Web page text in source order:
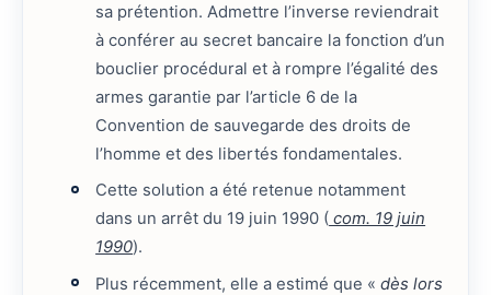
sa prétention. Admettre l’inverse reviendrait
à conférer au secret bancaire la fonction d’un
bouclier procédural et à rompre l’égalité des
armes garantie par l’article 6 de la
Convention de sauvegarde des droits de
l’homme et des libertés fondamentales.
Cette solution a été retenue notamment
dans un arrêt du 19 juin 1990 ( com. 19 juin
1990).
Plus récemment, elle a estimé que «dès lors